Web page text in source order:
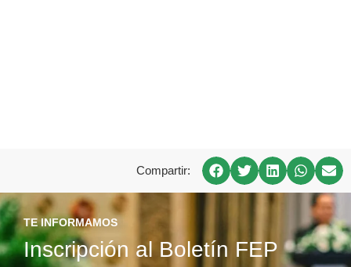
Compartir:
TE INFORMAMOS
Inscripción al Boletín FEP